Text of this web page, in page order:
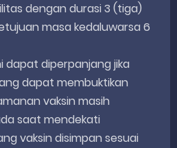
dengan durasi 3 (tiga)
masa kedaluwarsa 6
dapat diperpanjang jika
dapat membuktikan
vaksin masih
saat mendekati
vaksin disimpan sesuai